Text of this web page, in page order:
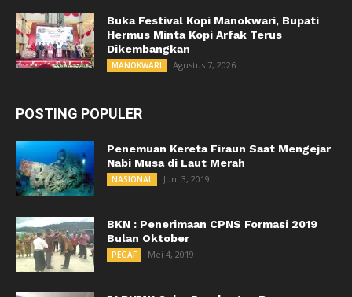
Buka Festival Kopi Manokwari, Bupati
Hermus Minta Kopi Arfak Terus
Dikembangkan
MANOKWARI Agustus 7, 2026
POSTING POPULER
Penemuan Kereta Firaun Saat Mengejar
Nabi Musa di Laut Merah
NASIONAL Juni 3, 2019
BKN : Penerimaan CPNS Formasi 2019
Bulan Oktober
PEGAF Mei 4, 2019